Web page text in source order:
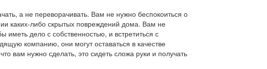
а не переворачивать. Вам не нужно беспокоиться о
каких-либо скрытых повреждений дома. Вам не
иметь дело с собственностью, и встретиться с
компанию, они могут оставаться в качестве
вам нужно сделать, это сидеть сложа руки и получать